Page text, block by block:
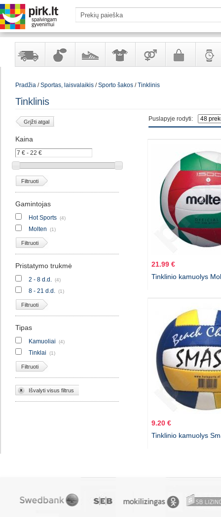
Yra
Kvepalai
kosmetika
AvalynėAprangaPrekės
Pradžia/Sportas, laisvalaikis/Sporto šakos/Tinklinis
Tinklinis
Puslapyje rodyti:
Grįžti atgal
Kaina
Filtruoti
Gamintojas
Hot Sports (4)
Molten (1)
Filtruoti
Pristatymo trukmė
2 - 8 d.d. (4)
8 - 21 d.d. (1)
Filtruoti
Tipas
Kamuoliai (4)
Tinklai (1)
Filtruoti
Išvalyti visus filtrus
21.99 €
Tinklinio kamuolys
9.20 €
Tinklinio kamuolys